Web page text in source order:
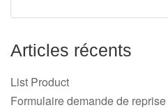
Articles récents
List Product
Formulaire demande de